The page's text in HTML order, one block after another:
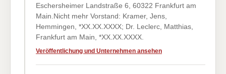
Eschersheimer Landstraße 6, 60322 Frankfurt am
Main.Nicht mehr Vorstand: Kramer, Jens,
Hemmingen, *XX.XX.XXXX; Dr. Leclerc, Matthias,
Frankfurt am Main, *XX.XX.XXXX.
Veröffentlichung und Unternehmen ansehen